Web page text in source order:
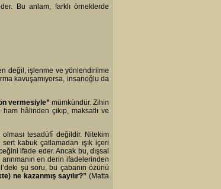
Bu anlam, farklı örneklerde
değil, işlenme ve yönlendirilme
kavuşamıyorsa, insanoğlu da
vermesiyle” mümkündür. Zihin
hâlinden çıkıp, maksatlı ve
olması tesadüfî değildir. Nitekim
kabuk çatlamadan ışık içeri
ifade eder. Ancak bu, dışsal
en derin ifadelerinden
şu soru, bu çabanın özünü
ne kazanmış sayılır?” (Matta